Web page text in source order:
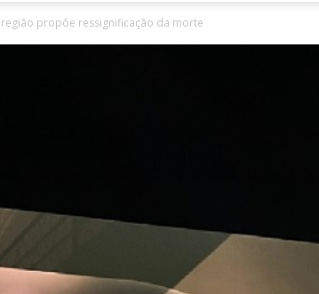
propõe ressignificação da morte